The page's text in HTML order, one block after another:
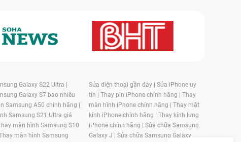
Galaxy S22 Ultra |
Galaxy S7 bao nhiêu
Samsung A50 chính hãng |
Samsung S21 Ultra giá
màn hình Samsung S10
màn hình Samsung
Sửa điện thoại gần đây | Sửa iPhone uy
tín | Thay pin iPhone chính hãng | Thay
màn hình iPhone chính hãng | Thay mặt
kính iPhone chính hãng | Thay kính lưng
iPhone chính hãng | Sửa chữa Samsung
Galaxy J | Sửa chữa Samsung Galaxy